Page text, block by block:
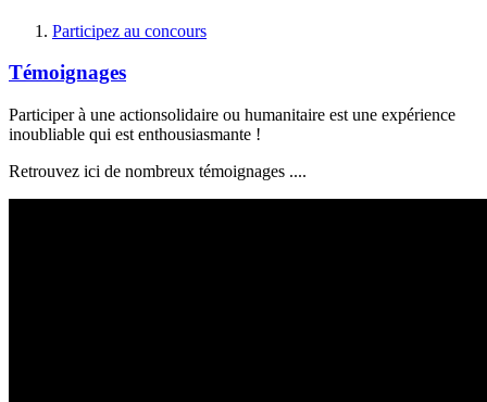
Participez au concours
Témoignages
Participer à une actionsolidaire ou humanitaire est une expérience
inoubliable qui est enthousiasmante !
Retrouvez ici de nombreux témoignages ....